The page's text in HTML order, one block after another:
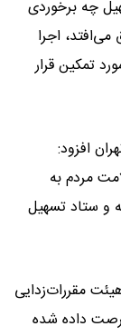
چه برخوردی
اجرا
تمکین قرار
افزود:
مردم به
و ستاد تسهیل
مقررات‌زدایی
داده شده